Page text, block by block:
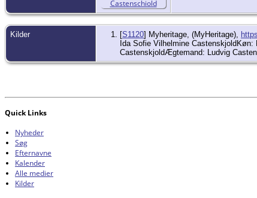
Kilder [S1120] Myheritage, (MyHeritage),
Ida Sofie Vilhelmine
CastenskjoldÆgtemand: Ludvig
Quick Links
Nyheder
Søg
Efternavne
Kalender
Alle medier
Kilder